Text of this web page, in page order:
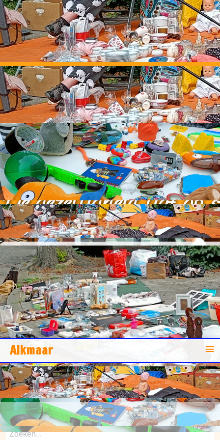
De gezelligheid ligt op
De gezelligheid ligt op straat!
Alkmaar ≡
Straatrommelmarkten in
Alkmaar
Zoeken...